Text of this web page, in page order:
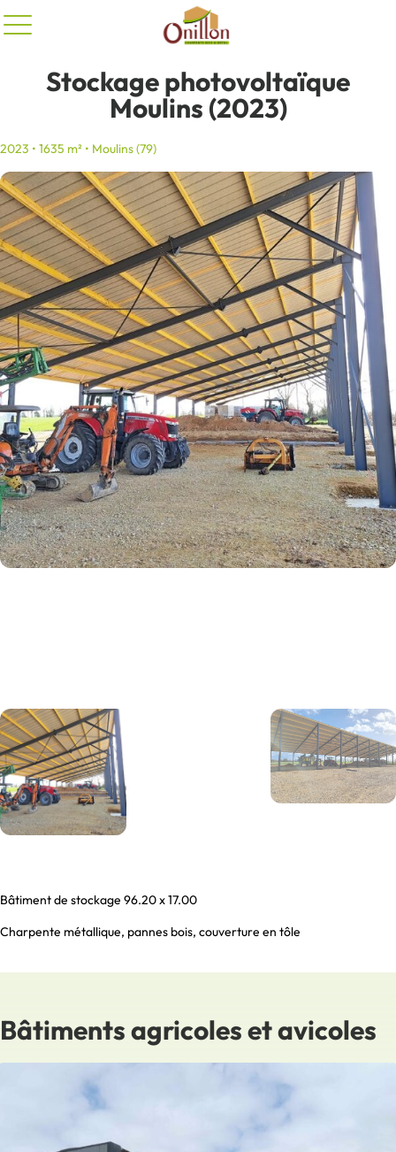
Stockage photovoltaïque
Moulins (2023)
2023 • 1635 m² • Moulins (79)
Bâtiment de stockage 96.20 x 17.00
Charpente métallique, pannes bois, couverture en tôle
Bâtiments agricoles et avicoles